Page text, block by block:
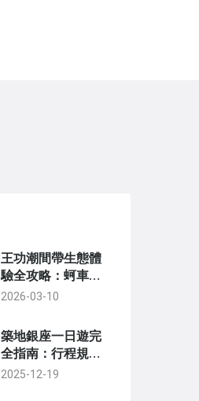
王功潮間帶生態體
驗全攻略：蚵車採
蚵、潮汐表、美食
2026-03-10
築地銀座一日遊完
全指南：行程規
劃、美食購物與實
2025-12-19